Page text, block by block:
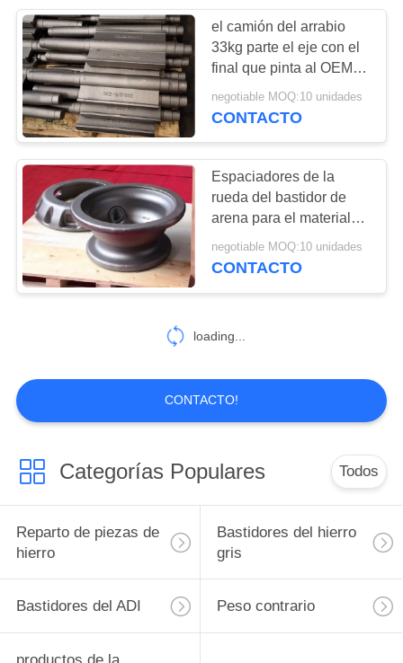
fundición de arena
verde
25
Bastidor de arena
26
Bastidores perdidos
de la espuma
16
el camión del arrabio
33kg parte el eje con el
final que pinta al OEM
disponible
negotiable MOQ:10 unidades
CONTACTO
Espaciadores de la
rueda del bastidor de
arena para el material
de los camiones
FCD550 GGG55 QT550
negotiable MOQ:10 unidades
CONTACTO
loading...
CONTACTO!
Categorías Populares Todos
Reparto de piezas de
hierro
Bastidores del hierro
gris
Bastidores del ADI Peso contrario